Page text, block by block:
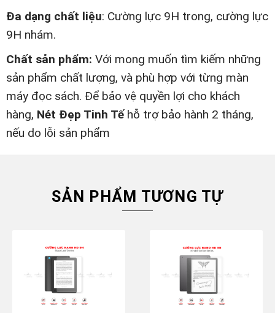
Đa dạng chất liệu: Cường lực 9H trong, cường lực
9H nhám.
Chất sản phẩm: Với mong muốn tìm kiếm những
sản phẩm chất lượng, và phù hợp với từng màn
máy đọc sách. Để bảo vệ quyền lợi cho khách
hàng, Nét Đẹp Tinh Tếhỗ trợ bảo hành 2 tháng,
nếu do lỗi sản phẩm
SẢN PHẨM TƯƠNG TỰ